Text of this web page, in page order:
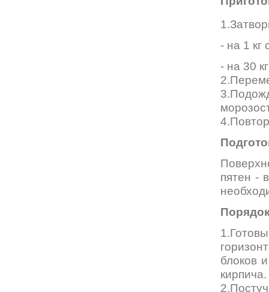
- на 1 кг
- на 30
пятен -
блоков
кирпича.